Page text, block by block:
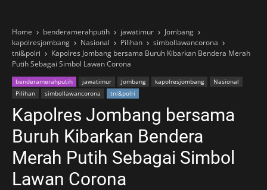
Home benderamerahputih jawatimur
Jombang
kapolresjombang
Nasional Pilihan
simbollawancorona
tni&polri
Kapolres Jombang bersama Buruh Kibarkan Bendera Merah
Putih Sebagai Simbol Lawan Corona
benderamerahputih jawatimur Jombang kapolresjombang
Nasional
Pilihan
simbollawancorona tni&polri
Kapolres Jombang bersama
Buruh Kibarkan Bendera
Merah Putih Sebagai Simbol
Lawan Corona